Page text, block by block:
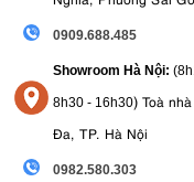
0909.688.485
Showroom Hà Nội:
8h30 - 16h30) Toà
Đa, TP. Hà Nội
0982.580.303